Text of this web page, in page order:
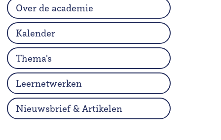
Over de academie
Kalender
Thema's
Leernetwerken
Nieuwsbrief & Artikelen